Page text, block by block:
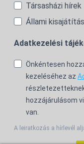
Társasházi hírek
Állami
Adatkezelési
Önkéntesen
kezeléséhez az
hozzájárulásom
van.
A leiratkozás a hírlevél